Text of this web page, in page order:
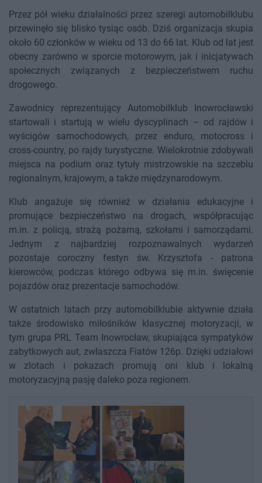
Przez pół wieku działalności przez szeregi automobilklubu
przewinęło się blisko tysiąc osób. Dziś organizacja skupia
około 60 członków w wieku od 13 do 66 lat. Klub od lat jest
obecny zarówno w sporcie motorowym, jak i inicjatywach
społecznych związanych z bezpieczeństwem ruchu
drogowego.
Zawodnicy reprezentujący Automobilklub Inowrocławski
startowali i startują w wielu dyscyplinach – od rajdów i
wyścigów samochodowych, przez enduro, motocross i
cross-country, po rajdy turystyczne. Wielokrotnie zdobywali
miejsca na podium oraz tytuły mistrzowskie na szczeblu
regionalnym, krajowym, a także międzynarodowym.
Klub angażuje się również w działania edukacyjne i
promujące bezpieczeństwo na drogach, współpracując
m.in. z policją, strażą pożarną, szkołami i samorządami.
Jednym z najbardziej rozpoznawalnych wydarzeń
pozostaje coroczny festyn św. Krzysztofa - patrona
kierowców, podczas którego odbywa się m.in. święcenie
pojazdów oraz prezentacje samochodów.
W ostatnich latach przy automobilklubie aktywnie działa
także środowisko miłośników klasycznej motoryzacji, w
tym grupa PRL Team Inowrocław, skupiająca sympatyków
zabytkowych aut, zwłaszcza Fiatów 126p. Dzięki udziałowi
w zlotach i pokazach promują oni klub i lokalną
motoryzacyjną pasję daleko poza regionem.